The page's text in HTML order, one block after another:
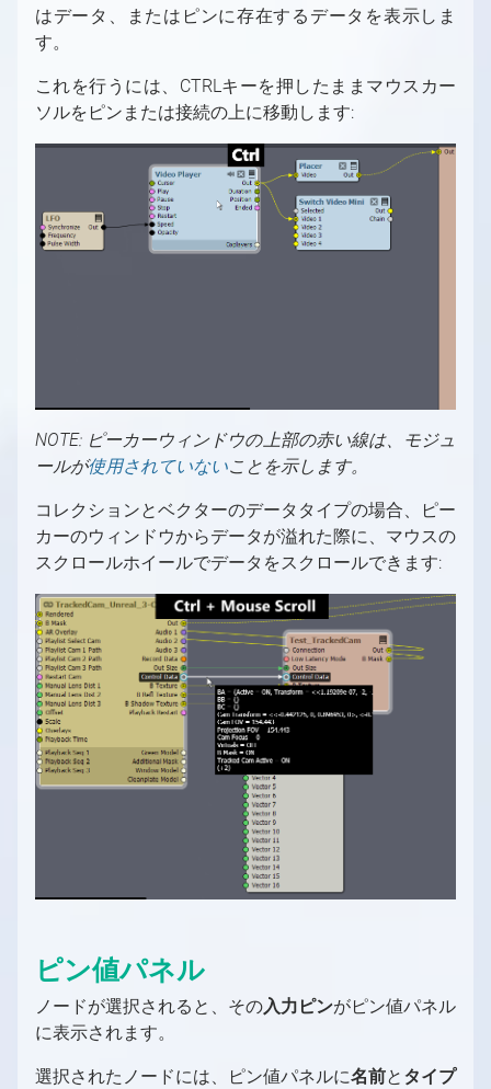
ンの制御
プレイリスト
シーケンス
カメラコンパウンド内の伝送トンネル
Aximmetryの内部構造
Aximmetryの内部構造の概要
レンダリング設定
チャートリアル
チュートリアルの概要
スタジオオペレーター向け
同期とGenlock
画像シーケンスを動画として使用
シェーダーカテゴリと命名規則
新しいシェーダーの作成
はデータ、またはピンに存在するデータを表示しま
す。
これを行うには、CTRLキーを押したままマウスカー
ソルをピンまたは接続の上に移動します:
NOTE: ピーカーウィンドウの上部の赤い線は、モジュ
ールが使用されていないことを示します。
コレクションとベクターのデータタイプの場合、ピー
カーのウィンドウからデータが溢れた際に、マウスの
スクロールホイールでデータをスクロールできます:
ピン値パネル
ノードが選択されると、その入力ピンがピン値パネル
に表示されます。
選択されたノードには、ピン値パネルに名前と タイプ